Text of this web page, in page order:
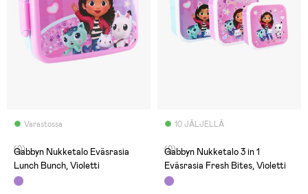
Varastossa
(0)
Gabbyn Nukketalo Eväsrasia
Lunch Bunch, Violetti
10 JÄLJELLÄ
(0)
Gabbyn Nukketalo 3 in 1
Eväsrasia Fresh Bites, Violetti